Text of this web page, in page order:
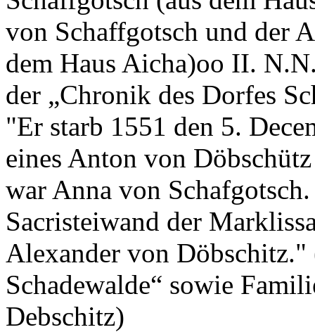
von Schaffgotsch und der
dem Haus Aicha)oo II.
der „Chronik des Dorfes
"Er starb 1551 den 5.
eines Anton von
war Anna von
Sacristeiwand der
Alexander von
Schadewalde“ sowie
Debschitz)